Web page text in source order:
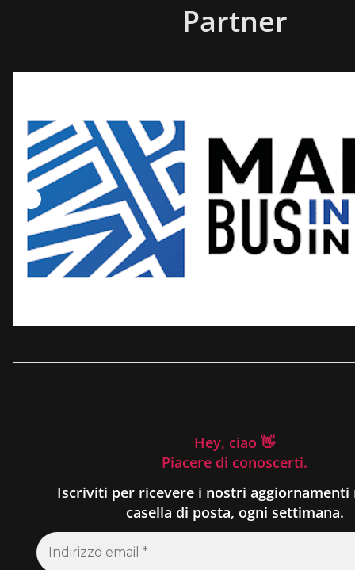
Partner
Hey, ciao 👋
Piacere di conoscerti.
Iscriviti per ricevere i nostri aggiornamenti
casella di posta, ogni settimana.